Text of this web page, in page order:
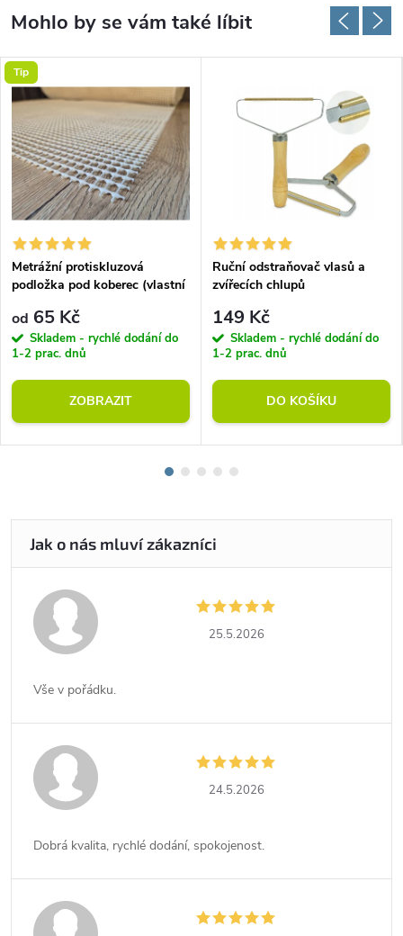
Tip
Metrážní protiskluzová
podložka pod koberec (vlastní
od 65 Kč
Skladem - rychlé dodání do
1-2 prac. dnů
ZOBRAZIT
Ruční odstraňovač vlasů a
zvířecích chlupů
149 Kč
Skladem - rychlé dodání do
1-2 prac. dnů
DO KOŠÍKU
25.5.2026
Vše v pořádku.
24.5.2026
Dobrá kvalita, rychlé dodání, spokojenost.